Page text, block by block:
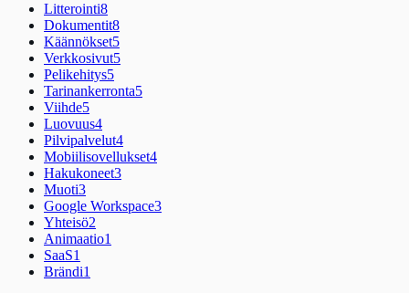
Litterointi8
Dokumentit8
Käännökset5
Verkkosivut5
Pelikehitys5
Tarinankerronta5
Viihde5
Luovuus4
Pilvipalvelut4
Mobiilisovellukset4
Hakukoneet3
Muoti3
Google Workspace3
Yhteisö2
Animaatio1
SaaS1
Brändi1